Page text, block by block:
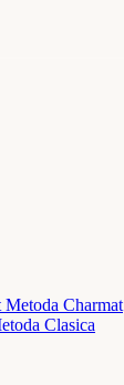
Metoda Charmat
Clasica